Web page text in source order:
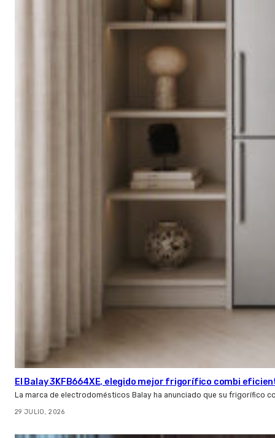
El Balay 3KFB664XE, elegido mejor frigorífico combi
La marca de electrodomésticos Balay ha anunciado que su frigorífico
29 JULIO, 2026